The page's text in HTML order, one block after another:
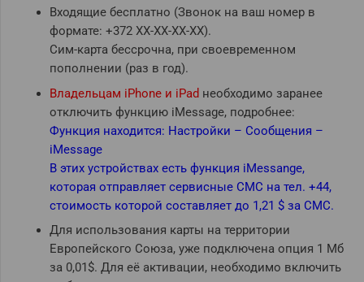
Входящие бесплатно (Звонок на ваш номер в
формате: +372 ХХ-ХХ-ХХ-ХХ).
Сим-карта бессрочна, при своевременном
пополнении (раз в год).
Владельцам iPhone и iPad необходимо заранее
отключить функцию iMessage, подробнее:
Функция находится: Настройки – Сообщения –
iMessage
В этих устройствах есть функция iMessange,
которая отправляет сервисные СМС на тел. +44,
стоимость которой составляет до 1,21 $ за СМС.
Для использования карты на территории
Европейского Союза, уже подключена опция 1 Мб
за 0,01$. Для её активации, необходимо включить